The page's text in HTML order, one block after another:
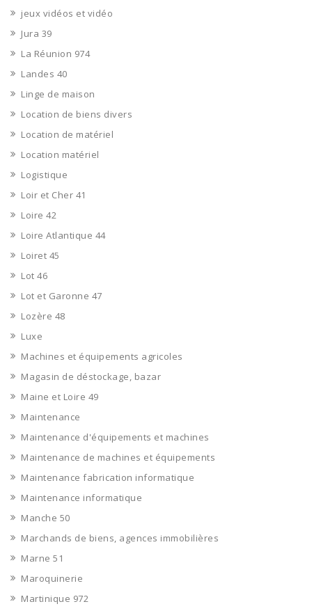
jeux vidéos et vidéo
Jura 39
La Réunion 974
Landes 40
Linge de maison
Location de biens divers
Location de matériel
Location matériel
Logistique
Loir et Cher 41
Loire 42
Loire Atlantique 44
Loiret 45
Lot 46
Lot et Garonne 47
Lozère 48
Luxe
Machines et équipements agricoles
Magasin de déstockage, bazar
Maine et Loire 49
Maintenance
Maintenance d'équipements et machines
Maintenance de machines et équipements
Maintenance fabrication informatique
Maintenance informatique
Manche 50
Marchands de biens, agences immobilières
Marne 51
Maroquinerie
Martinique 972